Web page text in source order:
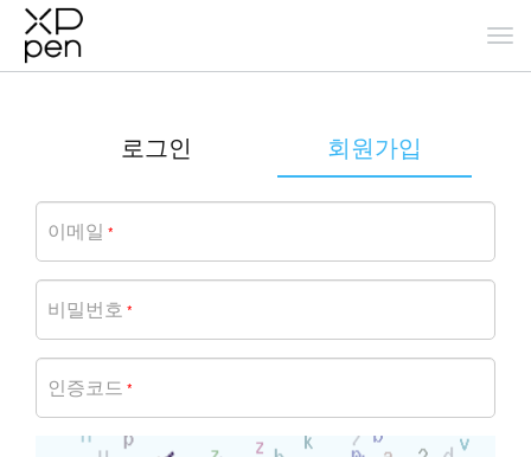
로그인 회원가입
이메일 *
비밀번호 *
인증코드 *